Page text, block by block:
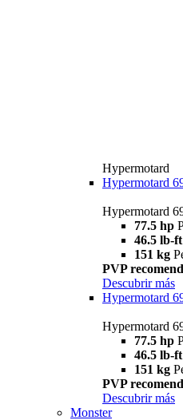
Hypermotard
Hypermotard
Hypermotard
77.5 hp
46.5 lb-ft
151 kg
PVP
Descubrir más
Hypermotard
Hypermotard
77.5 hp
46.5 lb-ft
151 kg
PVP
Descubrir más
Monster